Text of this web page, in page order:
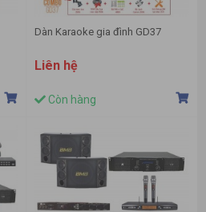
Dàn Karaoke gia đình GD37
Liên hệ
Còn hàng